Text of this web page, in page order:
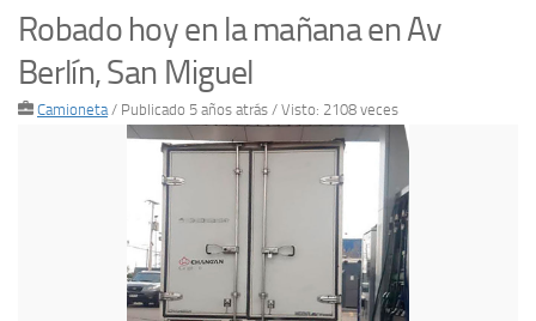
Robado hoy en la mañana en Av
Berlín, San Miguel
Camioneta/ Publicado 5 años atrás / Visto: 2108 veces